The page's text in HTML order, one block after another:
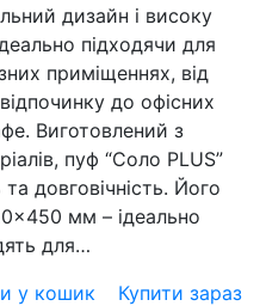
дизайн і високу
підходячи для
приміщеннях, від
до офісних
Виготовлений з
пуф “Соло PLUS”
та довговічність. Його
мм – ідеально
для…
у кошик Купити зараз